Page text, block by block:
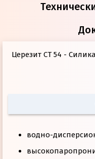
Церезит CT 54 -
водно-